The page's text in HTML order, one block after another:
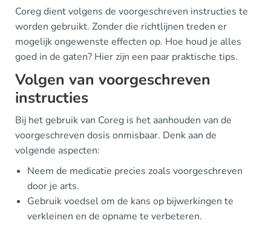
Coreg dient volgens de voorgeschreven instructies te
worden gebruikt. Zonder die richtlijnen treden er
mogelijk ongewenste effecten op. Hoe houd je alles
goed in de gaten? Hier zijn een paar praktische tips.
Volgen van voorgeschreven
instructies
Bij het gebruik van Coreg is het aanhouden van de
voorgeschreven dosis onmisbaar. Denk aan de
volgende aspecten:
Neem de medicatie precies zoals voorgeschreven
door je arts.
Gebruik voedsel om de kans op bijwerkingen te
verkleinen en de opname te verbeteren.